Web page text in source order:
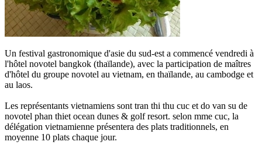
Un festival gastronomique d'asie du sud-est a commencé vendredi à
l'hôtel novotel bangkok (thaïlande), avec la participation de maîtres
d'hôtel du groupe novotel au vietnam, en thaïlande, au cambodge et
au laos.
Les représentants vietnamiens sont tran thi thu cuc et do van su de
novotel phan thiet ocean dunes & golf resort. selon mme cuc, la
délégation vietnamienne présentera des plats traditionnels, en
moyenne 10 plats chaque jour.